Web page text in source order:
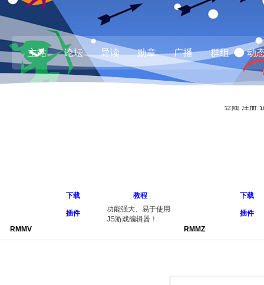
主站 论坛 导读 勋章 广播 群组 动
登陆 注册
RMMV
下载 教程
插件
功能强大、易于使用
JS游戏编辑器！
RMMZ
下载
插件